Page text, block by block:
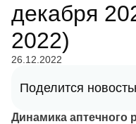
декабря
2022)
26.12.2022
Поделится
Динамика аптечного